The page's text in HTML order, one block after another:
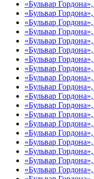
«Бульвар
«Бульвар
«Бульвар
«Бульвар
«Бульвар
«Бульвар
«Бульвар
«Бульвар
«Бульвар
«Бульвар
«Бульвар
«Бульвар
«Бульвар
«Бульвар
«Бульвар
«Бульвар
«Бульвар
«Бульвар
«Бульвар